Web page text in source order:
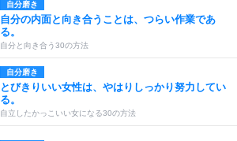
自分磨き
自分の内面と向き合うことは、つらい作業であ
る。
自分と向き合う30の方法
自分磨き
とびきりいい女性は、やはりしっかり努力してい
る。
自立したかっこいい女になる30の方法